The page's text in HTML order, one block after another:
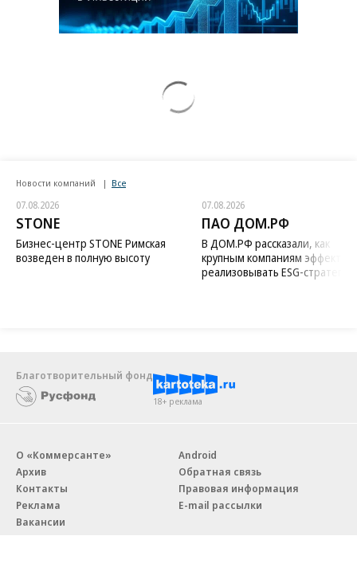
Новости компаний Все
07.08.2026
STONE
Бизнес-центр STONE Римская
возведен в полную высоту
07.08.2026
ПАО ДОМ.РФ
В ДОМ.РФ рассказали, как
крупным компаниям
реализовывать ESG-стратегию
Благотворительный фонд
18+ реклама
О «Коммерсанте»
Архив
Контакты
Реклама
Вакансии
Android
Обратная связь
Правовая информация
E-mail рассылки